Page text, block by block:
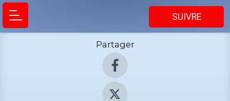
SUIVRE
Partager